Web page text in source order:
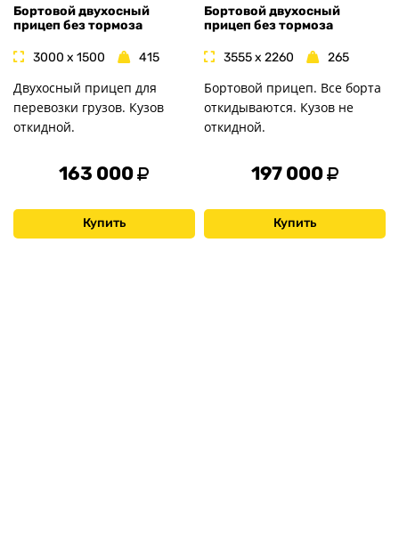
Бортовой двухосный
прицеп без тормоза
3000 x 1500 415
Двухосный прицеп для
перевозки грузов. Кузов
откидной.
163 000
Купить
Бортовой двухосный
прицеп без тормоза
3555 x 2260 265
Бортовой прицеп. Все борта
откидываются. Кузов не
откидной.
197 000
Купить